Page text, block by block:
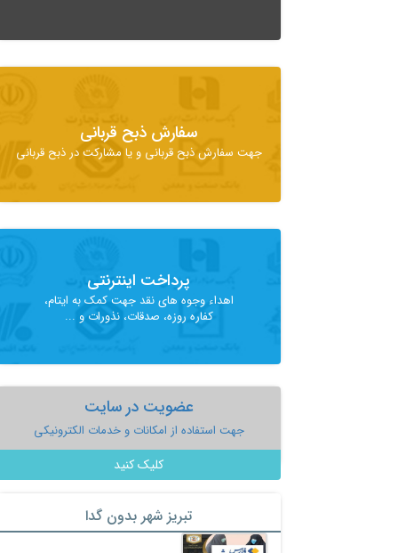
سفارش ذبح قربانی
جهت سفارش ذبح قربانی و یا مشارکت در ذبح قربانی
پرداخت اینترنتی
اهداء وجوه های نقد جهت کمک به ایتام،
کفاره روزه، صدقات، نذورات و ...
عضویت در سایت
جهت استفاده از امکانات و خدمات الکترونیکی
کلیک کنید
تبریز شهر بدون گدا